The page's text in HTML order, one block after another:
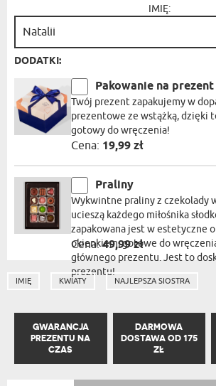
IMIĘ:
DODATKI:
Pakowanie na prezent
Twój prezent zapakujemy w
prezentowe ze wstążką, dzięki
gotowy do wręczenia!
Cena: 19,99 zł
Praliny
Wykwintne praliny z czekolady
ucieszą każdego miłośnika
zapakowana jest w estetyczne
okienkiem, gotowe do
głównego prezentu. Jest to
prezentu!
Cena:49,99 zł
IMIĘ KWIATY NAJLEPSZA SIOSTRA
GWARANCJA
PREZENTU NA
CZAS
DARMOWA
DOSTAWA OD 175
ZŁ